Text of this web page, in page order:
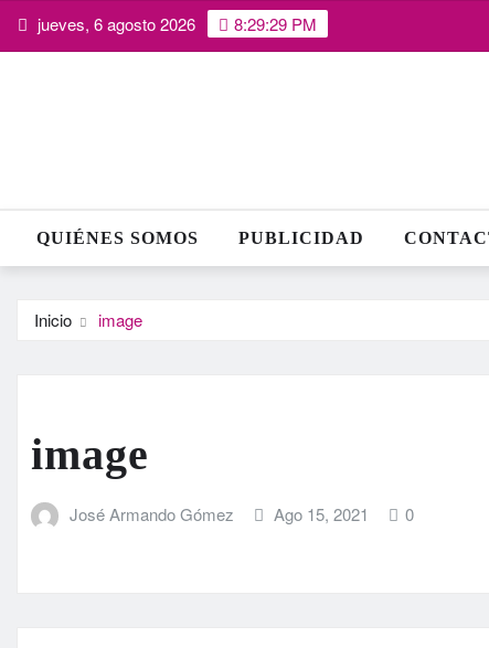
Saltarjueves, 6 agosto 2026 8:29:30 PM
QUIÉNES SOMOS PUBLICIDAD
Inicio image
image
José Armando Gómez Ago 15, 2021 0